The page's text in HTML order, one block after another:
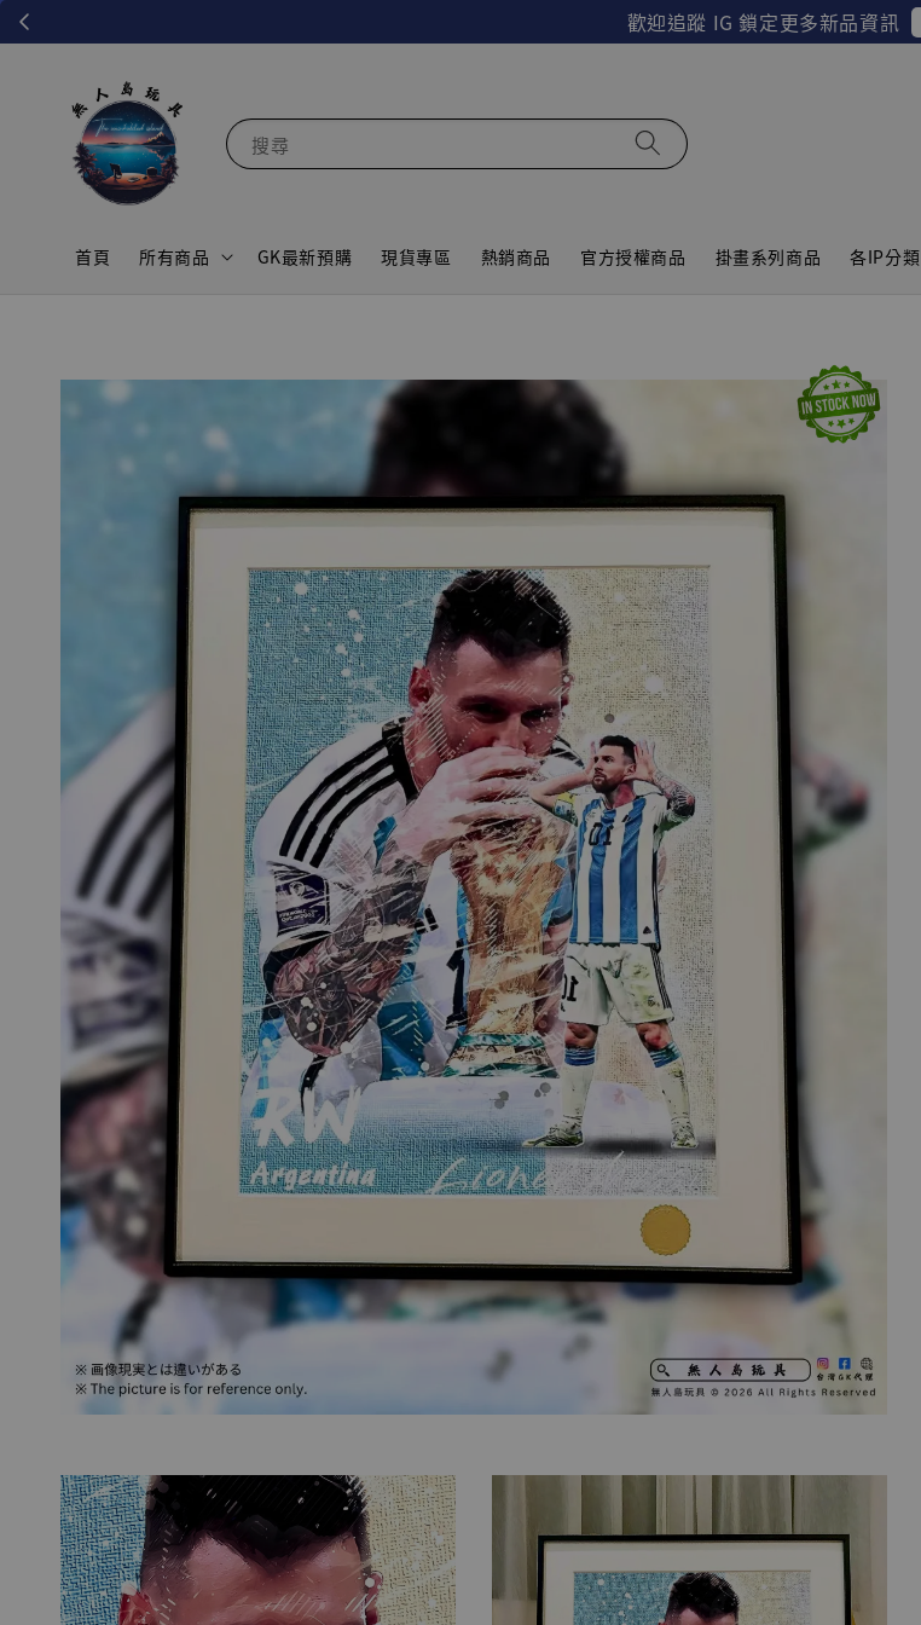
歡迎追蹤 IG 鎖定更多新品資訊
搜尋
首頁 所有商品 GK最新預購 現貨專區 熱銷商品 官方授權商品 掛畫系列商品 各IP分類